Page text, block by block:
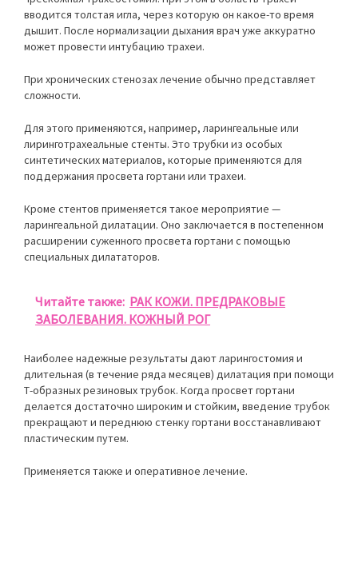
вводится толстая игла, через которую он какое-то время
дышит. После нормализации дыхания врач уже аккуратно
может провести интубацию трахеи.
При хронических стенозах лечение обычно представляет
сложности.
Для этого применяются, например, ларингеальные или
лиринготрахеальные стенты. Это трубки из особых
синтетических материалов, которые применяются для
поддержания просвета гортани или трахеи.
Кроме стентов применяется такое мероприятие —
ларингеальной дилатации. Оно заключается в постепенном
расширении суженного просвета гортани с помощью
специальных дилататоров.
Читайте также: РАК КОЖИ. ПРЕДРАКОВЫЕ
ЗАБОЛЕВАНИЯ. КОЖНЫЙ РОГ
Наиболее надежные результаты дают ларингостомия и
длительная (в течение ряда месяцев) дилатация при помощи
Т-образных резиновых трубок. Когда просвет гортани
делается достаточно широким и стойким, введение трубок
прекращают и переднюю стенку гортани восстанавливают
пластическим путем.
Применяется также и оперативное лечение.